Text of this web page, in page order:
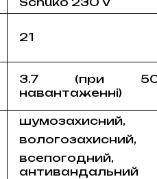
21
3.7 (при
навантаженні)
шумозахисний,
вологозахисний,
всепогодний,
антивандальний